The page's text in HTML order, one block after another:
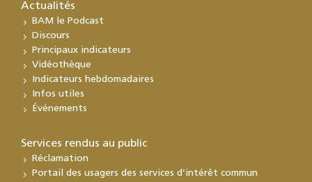
Actualités
BAM le Podcast
Discours
Principaux indicateurs
Vidéothèque
Indicateurs hebdomadaires
Infos utiles
Événements
Services rendus au public
Réclamation
Portail des usagers des services d’intérêt commun